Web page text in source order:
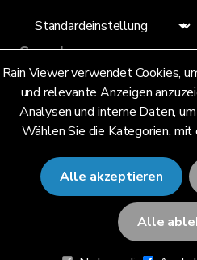
Rain Viewer verwendet Cookies,
und relevante Anzeigen
Analysen und interne Daten,
Wählen Sie die Kategorien, mit
Alle akzeptieren
Alle
Sprache
Deutsch (DE)
© 2026 RainViewer,MeteoLab
Datenschutzhinweis